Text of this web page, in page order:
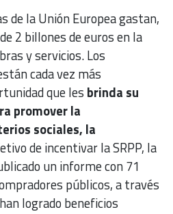
de la Unión Europea gastan,
2 billones de euros en la
y servicios. Los
cada vez más
que les brinda su
promover la
sociales, la
de incentivar la SRPP, la
un informe con 71
públicos, a través
logrado beneficios